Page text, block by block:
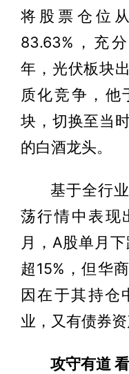
将股票仓位
83.63%，充
年，光伏板块
质化竞争，他
块，切换至当
的白酒龙头。
基于全行
荡行情中表现
月，A股单月
超15%，但华
因在于其持仓
业，又有债券资
攻守有道